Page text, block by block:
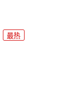
最热